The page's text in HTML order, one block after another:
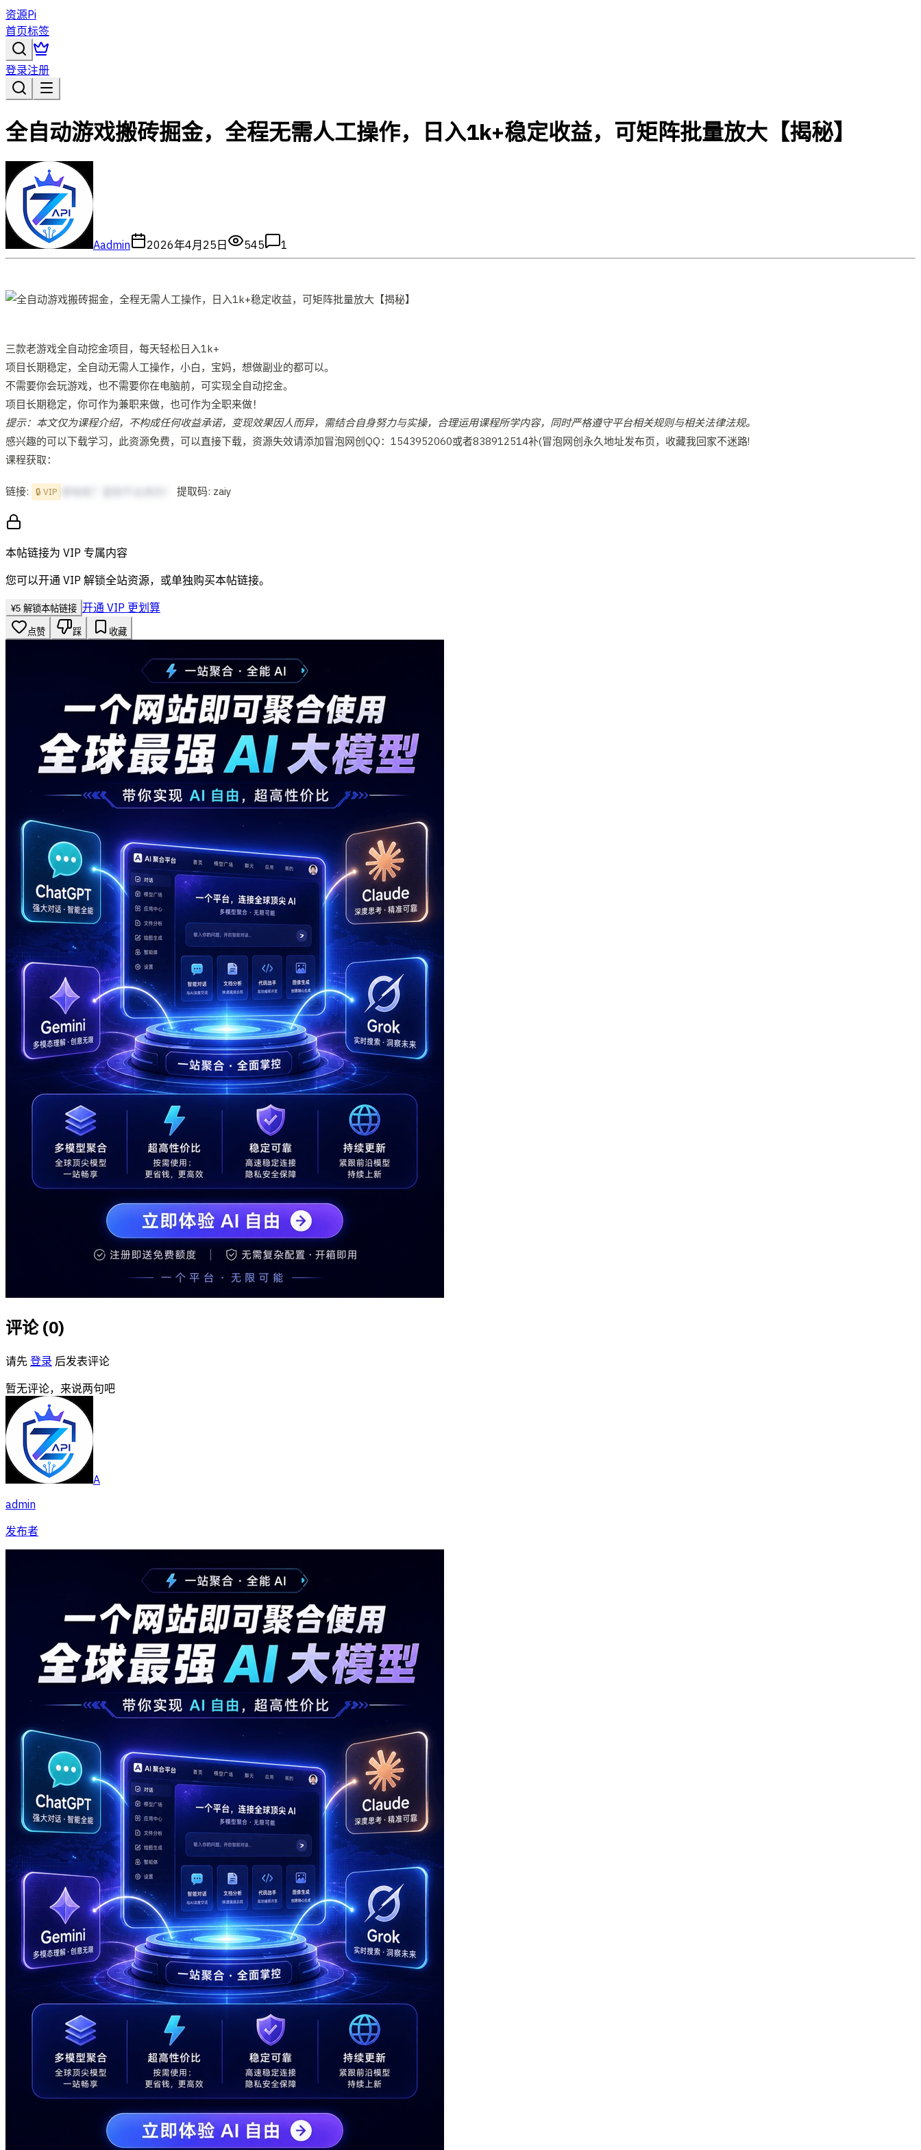
资源Pi
首页标签
登录注册
全自动游戏搬砖掘金，全程无需人工操作，日入1k+稳定收益，可矩阵批量放大【揭秘】
Aadmin 2026年4月25日 545 1
三款老游戏全自动挖金项目，每天轻松日入1k+
项目长期稳定，全自动无需人工操作，小白，宝妈，想做副业的都可以。
不需要你会玩游戏，也不需要你在电脑前，可实现全自动挖金。
项目长期稳定，你可作为兼职来做，也可作为全职来做！
提示：本文仅为课程介绍，不构成任何收益承诺，变现效果因人而异，需结合自身努力与实操，合理运用课程所学内容，同时严格遵守平台相关规则与相关法律法规。
感兴趣的可以下载学习，此资源免费，可以直接下载，资源失效请添加冒泡网创QQ：1543952060或者838912514补(冒泡网创永久地址发布页，收藏我回家不迷路!
课程获取：
链接: 🔒 VIP 提取码: zaiy
本帖链接为 VIP 专属内容
您可以开通 VIP 解锁全站资源，或单独购买本帖链接。
¥5 解锁本帖链接 开通 VIP 更划算
点赞 踩 收藏
评论 (0)
请先 登录 后发表评论
暂无评论，来说两句吧
A
admin
发布者